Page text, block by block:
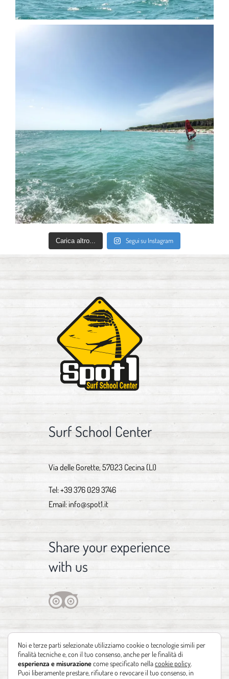
Carica altro... Segui su Instagram
Surf School Center
Via delle Gorette, 57023 Cecina (LI)
Tel:+39 376 029 3746
Email: info@spot1.it
Share your experience
with us
Noi e terze parti selezionate utilizziamo cookie o tecnologie simili per
finalità tecniche e, con il tuo consenso, anche per le finalità di
esperienza e misurazionecome specificato nellacookie policy
Puoi liberamente prestare, rifiutare o revocare il tuo consenso, in